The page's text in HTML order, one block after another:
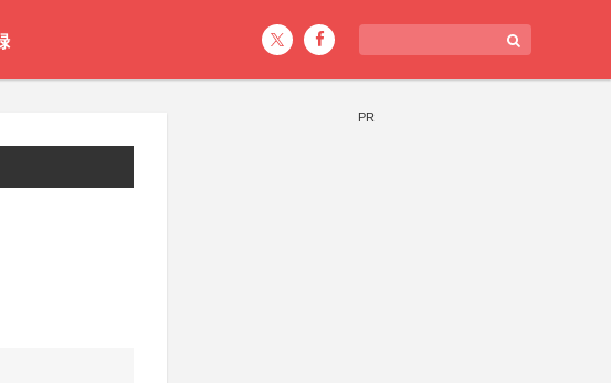
PR